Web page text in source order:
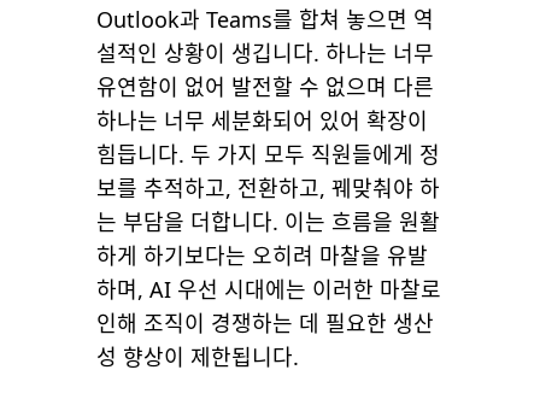
Outlook과 Teams를 합쳐 놓으면 역
설적인 상황이 생깁니다. 하나는 너무
유연함이 없어 발전할 수 없으며 다른
하나는 너무 세분화되어 있어 확장이
힘듭니다. 두 가지 모두 직원들에게 정
보를 추적하고, 전환하고, 꿰맞춰야 하
는 부담을 더합니다. 이는 흐름을 원활
하게 하기보다는 오히려 마찰을 유발
하며, AI 우선 시대에는 이러한 마찰로
인해 조직이 경쟁하는 데 필요한 생산
성 향상이 제한됩니다.